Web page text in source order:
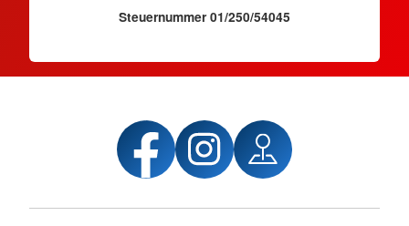
Steuernummer 01/250/54045